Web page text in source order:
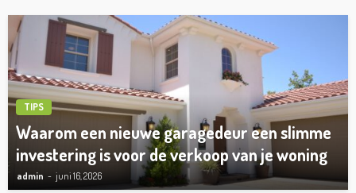
TIPS
Waarom een nieuwe garagedeur een slimme
investering is voor de verkoop van je woning
admin juni 16, 2026